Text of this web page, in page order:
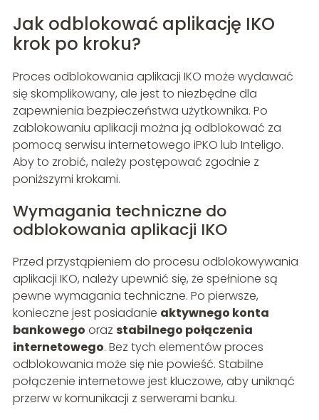
Jak odblokować aplikację IKO
krok po kroku?
Proces odblokowania aplikacji IKO może wydawać
się skomplikowany, ale jest to niezbędne dla
zapewnienia bezpieczeństwa użytkownika. Po
zablokowaniu aplikacji można ją odblokować za
pomocą serwisu internetowego iPKO lub Inteligo.
Aby to zrobić, należy postępować zgodnie z
poniższymi krokami.
Wymagania techniczne do
odblokowania aplikacji IKO
Przed przystąpieniem do procesu odblokowywania
aplikacji IKO, należy upewnić się, że spełnione są
pewne wymagania techniczne. Po pierwsze,
konieczne jest posiadanie aktywnego konta
bankowego oraz stabilnego połączenia
internetowego. Bez tych elementów proces
odblokowania może się nie powieść. Stabilne
połączenie internetowe jest kluczowe, aby uniknąć
przerw w komunikacji z serwerami banku.